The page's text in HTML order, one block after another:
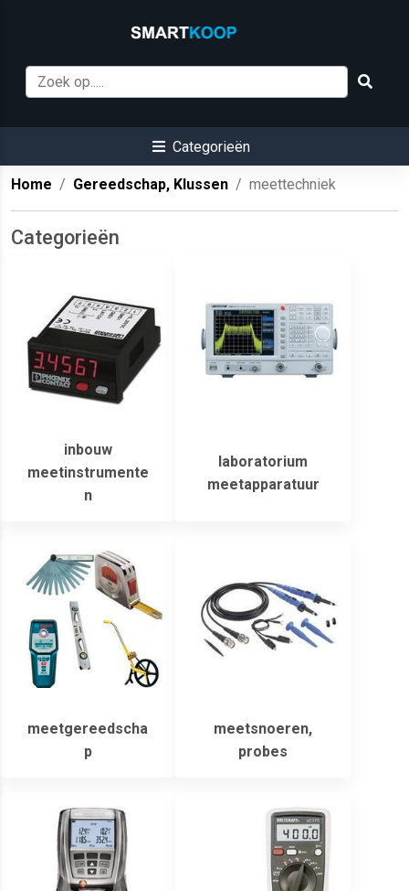
Categorieën
Home Gereedschap, Klussen meettechniek
Categorieën
inbouw
meetinstrumente
n
laboratorium
meetapparatuur
meetgereedscha
p
meetsnoeren,
probes